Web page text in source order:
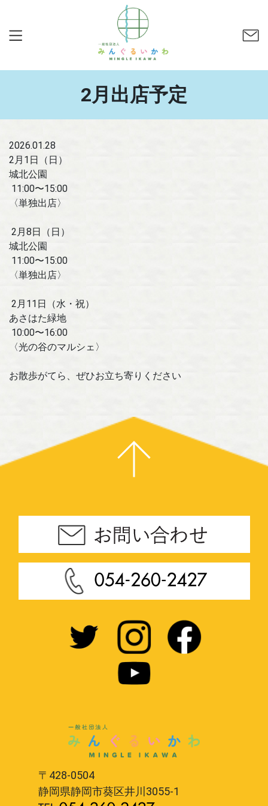
2月出店予定
2026.01.28
2月1日（日）
城北公園
11:00〜15:00
〈単独出店〉
2月8日（日）
城北公園
11:00〜15:00
〈単独出店〉
2月11日（水・祝）
あさはた緑地
10:00〜16:00
〈光の谷のマルシェ〉
お散歩がてら、ぜひお立ち寄りください
〒428-0504
静岡県静岡市葵区井川3055-1